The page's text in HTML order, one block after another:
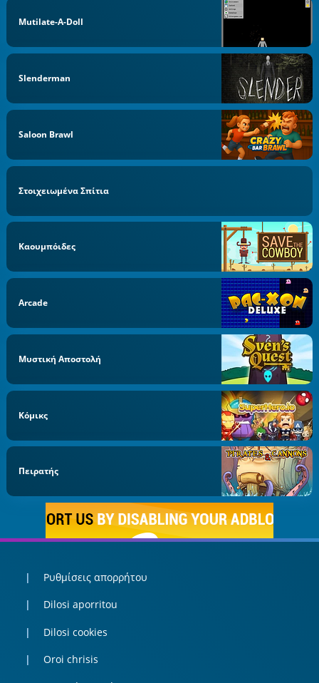
Mutilate-A-Doll
Slenderman
Saloon Brawl
Στοιχειωμένα Σπίτια
Καουμπόιδες
Arcade
Μυστική Αποστολή
Κόμικς
Πειρατής
Ρυθμίσεις απορρήτου
Dilosi aporritou
Dilosi cookies
Oroi chrisis